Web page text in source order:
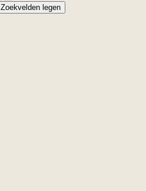
Zoekvelden legen